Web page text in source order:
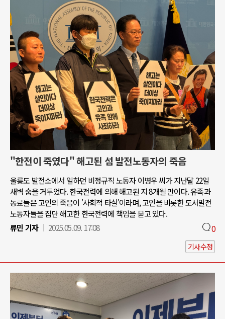
"한전이 죽였다" 해고된 섬 발전노동자의 죽음
울릉도 발전소에서 일하던 비정규직 노동자 이병우 씨가 지난달 22일
새벽 숨을 거두었다. 한국전력에 의해 해고된 지 8개월 만이다. 유족과
동료들은 고인의 죽음이 '사회적 타살'이라며, 고인을 비롯한 도서발전
노동자들을 집단 해고한 한국전력에 책임을 묻고 있다.
류민 기자
2025.05.09. 17:08 0
기사수정